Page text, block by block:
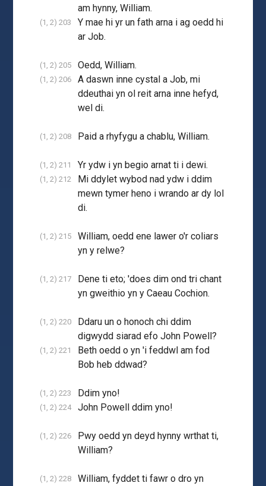
am hynny, William.
(1, 2) 203
Y mae hi yr un fath arna i ag oedd hi
ar Job.
(1, 2) 205 Oedd, William.
(1, 2) 206
A daswn inne cystal a Job, mi
ddeuthai yn ol reit arna inne hefyd,
wel di.
(1, 2) 208 Paid a rhyfygu a chablu, William.
(1, 2) 211 Yr ydw i yn begio arnat ti i dewi.
(1, 2) 212
Mi ddylet wybod nad ydw i ddim
mewn tymer heno i wrando ar dy lol
di.
(1, 2) 215
William, oedd ene lawer o'r coliars
yn y relwe?
(1, 2) 217
Dene ti eto; 'does dim ond tri chant
yn gweithio yn y Caeau Cochion.
(1, 2) 220
Ddaru un o honoch chi ddim
digwydd siarad efo John Powell?
(1, 2) 221
Beth oedd o yn 'i feddwl am fod
Bob heb ddwad?
(1, 2) 223 Ddim yno!
(1, 2) 224 John Powell ddim yno!
(1, 2) 226
Pwy oedd yn deyd hynny wrthat ti,
William?
(1, 2) 228
William, fyddet ti fawr o dro yn